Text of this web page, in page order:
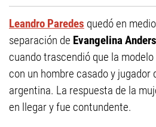
Leandro Paredes quedó en
separación de Evangelina
cuando trascendió que la
con un hombre casado y jugador
argentina. La respuesta de la
en llegar y fue contundente.